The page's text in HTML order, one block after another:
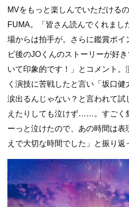
MVをもっと楽しんでいただける
FUMA。「皆さん読んでくれまし
場からは拍手が。さらに鑑賞ポイ
ビ後のJO くんのストーリーが好
いて印象的です！」とコメント。
く演技に苦戦したと言い「坂口
涙出るんじゃない？と言われて試
えたりしても泣けず…… 。すごく
ーっと泣けたので、あの時間は表
えで大切な時間でした」と振り返